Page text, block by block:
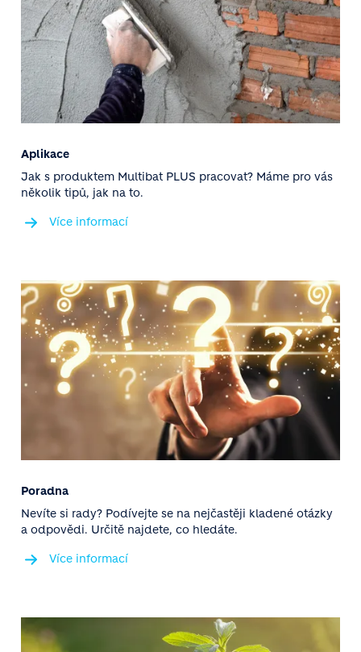
Aplikace
Jak s produktem Multibat PLUS pracovat? Máme pro vás
několik tipů, jak na to.
Více informací
Poradna
Nevíte si rady? Podívejte se na nejčastěji kladené otázky
a odpovědi. Určitě najdete, co hledáte.
Více informací